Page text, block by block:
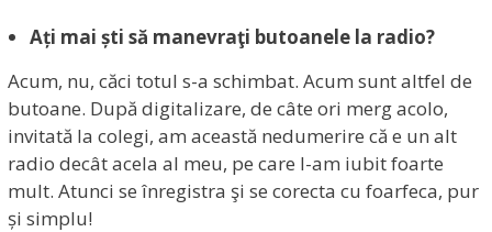
Ați mai ști să manevraţi butoanele la radio?
Acum, nu, căci totul s-a schimbat. Acum sunt altfel de
butoane. După digitalizare, de câte ori merg acolo,
invitată la colegi, am această nedumerire că e un alt
radio decât acela al meu, pe care l-am iubit foarte
mult. Atunci se înregistra şi se corecta cu foarfeca, pur
și simplu!